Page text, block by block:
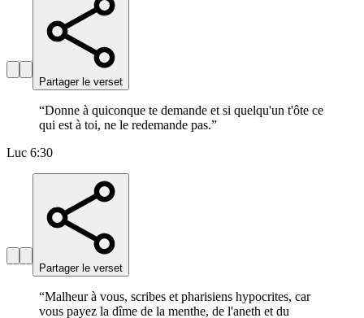
Partager le verset
“Donne à quiconque te demande et si quelqu'un t'ôte ce
qui est à toi, ne le redemande pas.”
Luc 6:30
Partager le verset
“Malheur à vous, scribes et pharisiens hypocrites, car
vous payez la dîme de la menthe, de l'aneth et du